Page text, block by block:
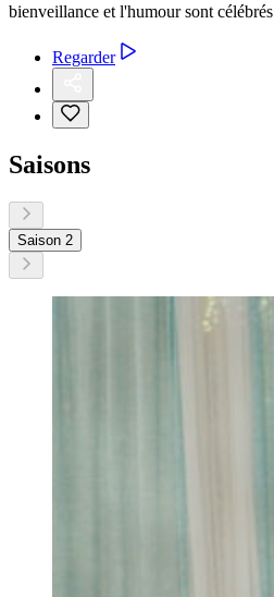
bienveillance et l'humour sont
Regarder
Saisons
Saison 2